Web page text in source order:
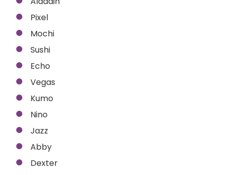
Pixel
Mochi
Sushi
Echo
Vegas
Kumo
Nino
Jazz
Abby
Dexter